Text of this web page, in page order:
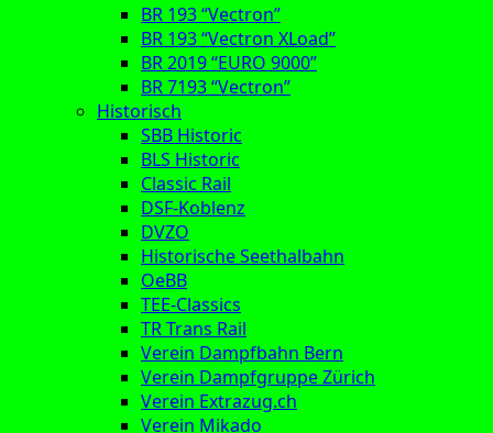
BR 193 “Vectron”
BR 193 “Vectron XLoad”
BR 2019 “EURO 9000”
BR 7193 “Vectron”
Historisch
SBB Historic
BLS Historic
Classic Rail
DSF-Koblenz
DVZO
Historische Seethalbahn
OeBB
TEE-Classics
TR Trans Rail
Verein Dampfbahn Bern
Verein Dampfgruppe Zürich
Verein Extrazug.ch
Verein Mikado